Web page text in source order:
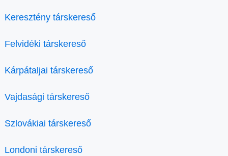
Keresztény társkereső
Felvidéki társkereső
Kárpátaljai társkereső
Vajdasági társkereső
Szlovákiai társkereső
Londoni társkereső